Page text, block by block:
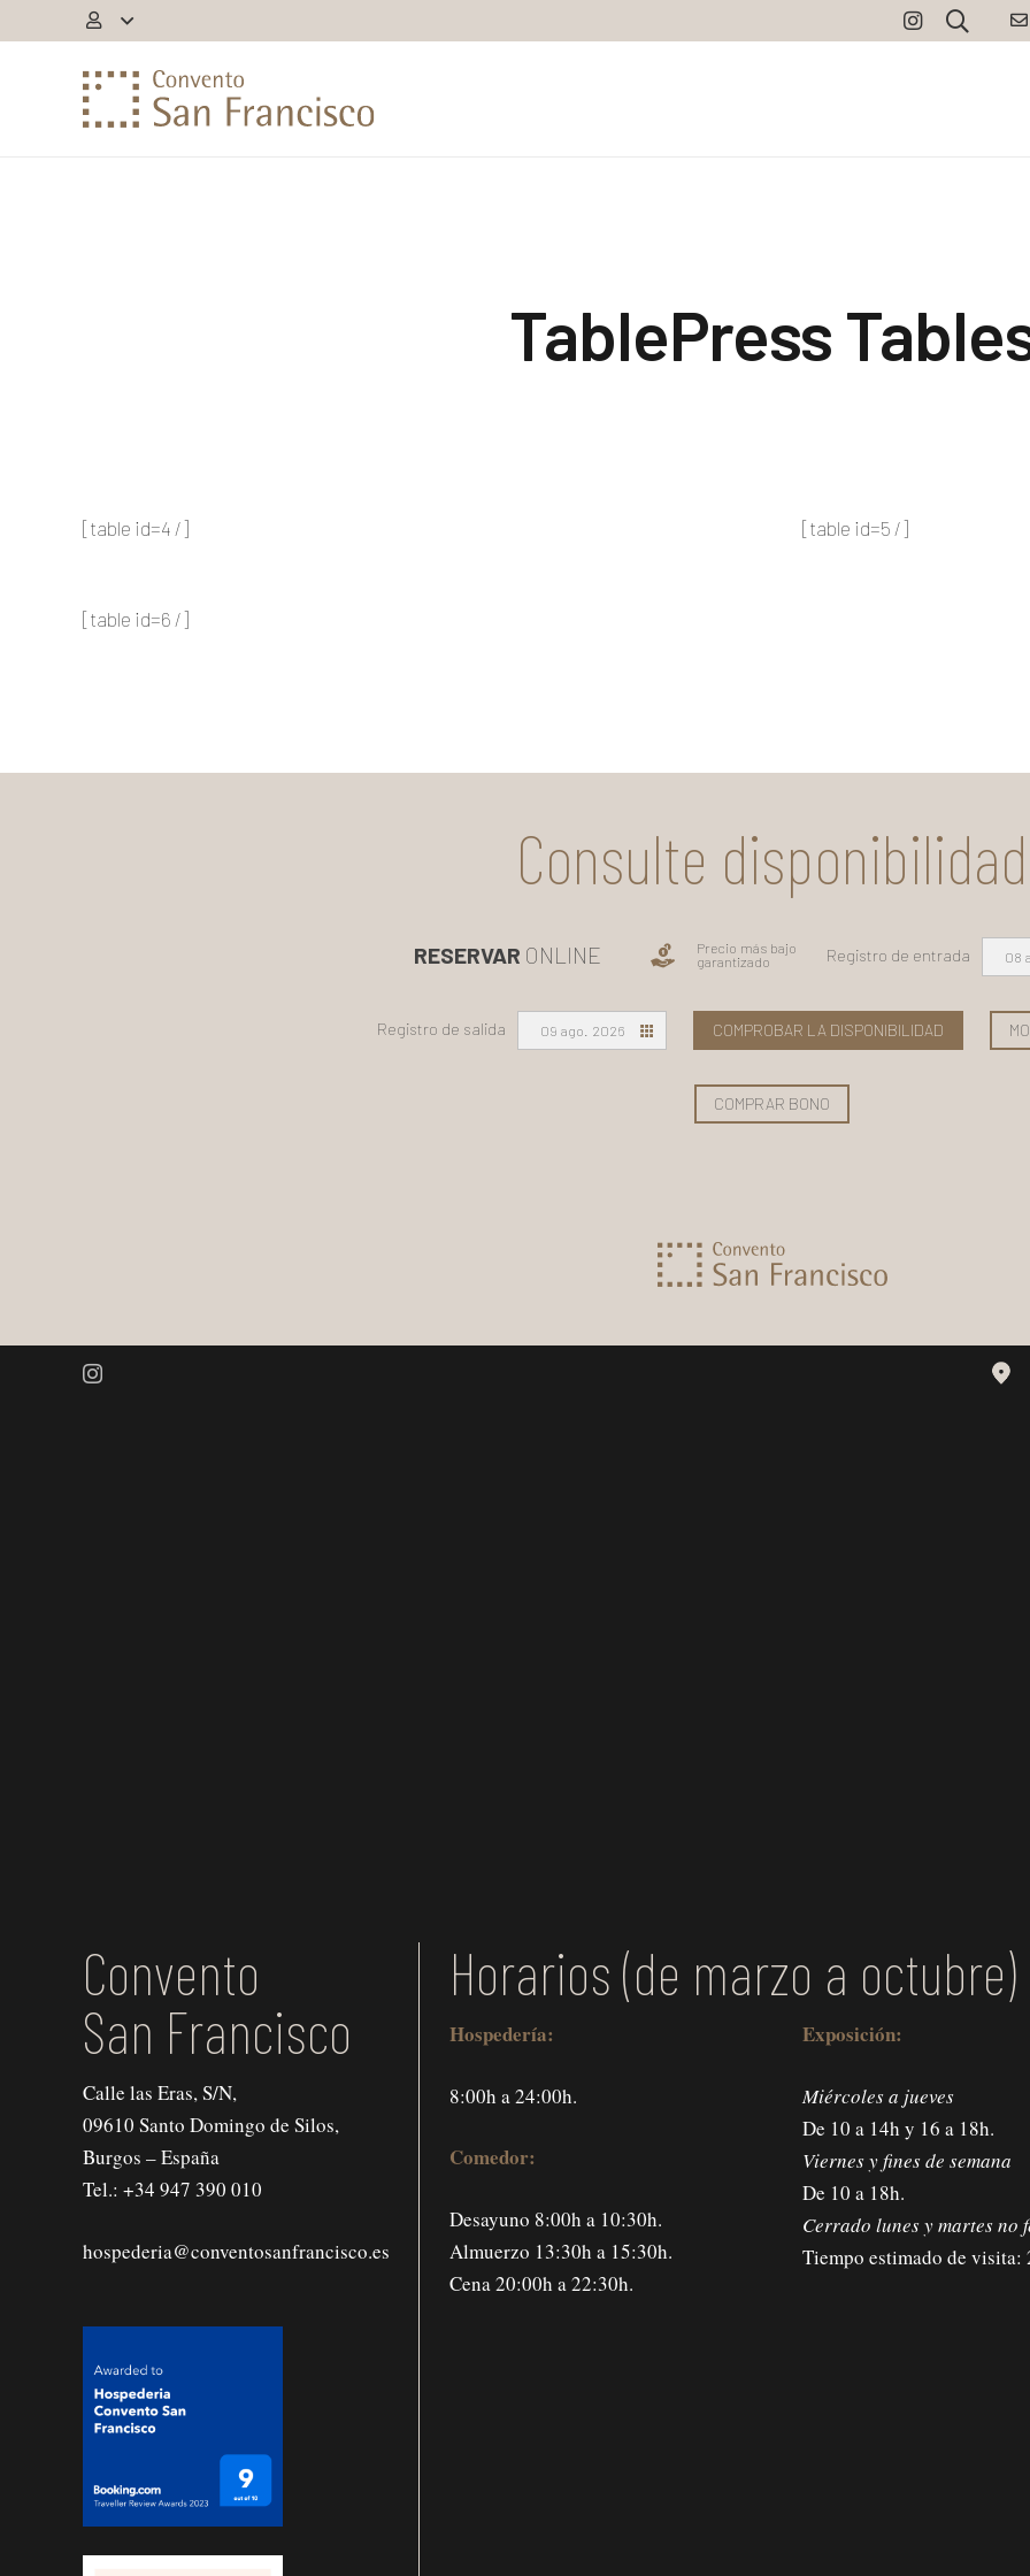
TablePress
[table id=4 /] [table id=5 /]
[table id=6 /]
Consulte disponibilidad
RESERVAR ONLINE Precio más bajo
garantizado Registro de entrada 08
Registro de salida 09 ago. 2026 COMPROBAR LA DISPONIBILIDAD
COMPRAR BONO
Convento
San Francisco
Calle las Eras, S/N,
09610 Santo Domingo de Silos,
Burgos – España
Tel.: +34 947 390 010
hospederia@conventosanfrancisco.es
Horarios (de marzo a octubre)
Hospedería:
8:00h a 24:00h.
Comedor:
Desayuno 8:00h a 10:30h.
Almuerzo 13:30h a 15:30h.
Cena 20:00h a 22:30h.
Exposición:
Miércoles a jueves
De 10 a 14h y 16 a 18h.
Viernes y fines de semana
De 10 a 18h.
Cerrado lunes y martes no
Tiempo estimado de visita: